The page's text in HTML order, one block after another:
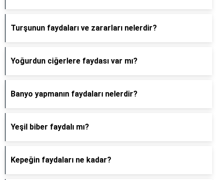
Turşunun faydaları ve zararları nelerdir?
Yoğurdun ciğerlere faydası var mı?
Banyo yapmanın faydaları nelerdir?
Yeşil biber faydalı mı?
Kepeğin faydaları ne kadar?